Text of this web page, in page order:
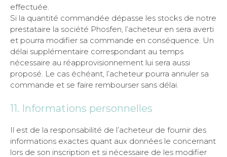
effectuée.
Si la quantité commandée dépasse les stocks de notre
prestataire la société Phosfen, l’acheteur en sera averti
et pourra modifier sa commande en conséquence. Un
délai supplémentaire correspondant au temps
nécessaire au réapprovisionnement lui sera aussi
proposé. Le cas échéant, l’acheteur pourra annuler sa
commande et se faire rembourser sans délai.
11. Informations personnelles
Il est de la responsabilité de l’acheteur de fournir des
informations exactes quant aux données le concernant
lors de son inscription et si nécessaire de les modifier